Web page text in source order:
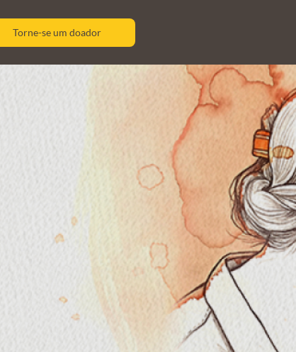
Torne-se um doador